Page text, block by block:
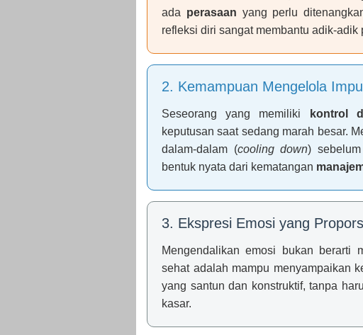
ada perasaan yang perlu
refleksi diri sangat membantu adik-
2. Kemampuan Mengelola
Seseorang yang memiliki kontrol
keputusan saat sedang marah besar.
dalam-dalam (cooling down)
bentuk nyata dari kematangan
3. Ekspresi Emosi yang
Mengendalikan emosi bukan berarti
sehat adalah mampu menyampaikan
yang santun dan konstruktif, tanpa
kasar.